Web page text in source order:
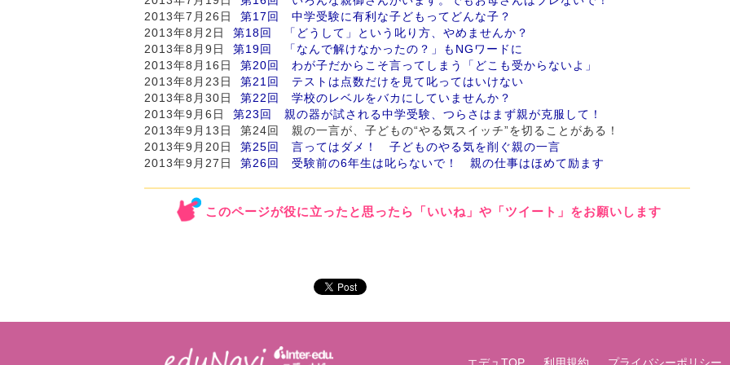
2013年7月26日 第17回 中学受験に有利な子どもってどんな子？
2013年8月2日 第18回 「どうして」という叱り方、やめませんか？
2013年8月9日 第19回 「なんで解けなかったの？」もNGワードに
2013年8月16日 第20回 わが子だからこそ言ってしまう「どこも受からないよ」
2013年8月23日 第21回 テストは点数だけを見て叱ってはいけない
2013年8月30日 第22回 学校のレベルをバカにしていませんか？
2013年9月6日 第23回 親の器が試される中学受験、つらさはまず親が克服して！
2013年9月13日 第24回 親の一言が、子どもの“やる気スイッチ”を切ることがある！
2013年9月20日 第25回 言ってはダメ！ 子どものやる気を削ぐ親の一言
2013年9月27日 第26回 受験前の6年生は叱らないで！ 親の仕事はほめて励ます
このページが役に立ったと思ったら「いいね」や「ツイート」をお願いします
エデュTOP 利用規約 プライバシーポリシー